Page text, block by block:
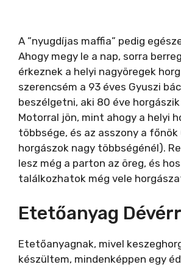
A ”nyugdíjas maffia” pedig
Ahogy megy le a nap, sorra
érkeznek a helyi nagyöregek
szerencsém a 93 éves Gyuszi
beszélgetni, aki 80 éve
Motorral jön, mint ahogy a helyi
többsége, és az asszony a főnök
horgászok nagy többségénél).
lesz még a parton az öreg, és
találkozhatok még vele
Etetőanyag
Etetőanyagnak, mivel
készültem, mindenképpen egy